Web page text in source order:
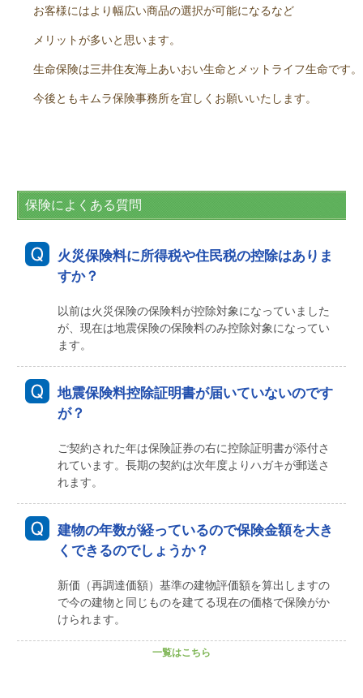
お客様にはより幅広い商品の選択が可能になるなど
メリットが多いと思います。
生命保険は三井住友海上あいおい生命とメットライフ生命です。
今後ともキムラ保険事務所を宜しくお願いいたします。
保険によくある質問
火災保険料に所得税や住民税の控除はありま
すか？
以前は火災保険の保険料が控除対象になっていました
が、現在は地震保険の保険料のみ控除対象になってい
ます。
地震保険料控除証明書が届いていないのです
が？
ご契約された年は保険証券の右に控除証明書が添付さ
れています。長期の契約は次年度よりハガキが郵送さ
れます。
建物の年数が経っているので保険金額を大き
くできるのでしょうか？
新価（再調達価額）基準の建物評価額を算出しますの
で今の建物と同じものを建てる現在の価格で保険がか
けられます。
一覧はこちら